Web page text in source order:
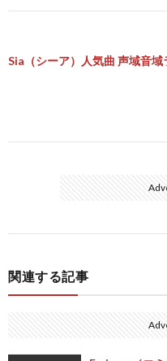
Sia（シーア）人気曲 声域音域
関連する記事